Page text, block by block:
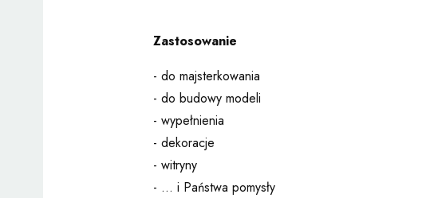
Zastosowanie
- do majsterkowania
- do budowy modeli
- wypełnienia
- dekoracje
- witryny
- ... i Państwa pomysły